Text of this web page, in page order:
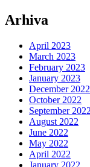
Arhiva
April 2023
March 2023
February 2023
January 2023
December 2022
October 2022
September 2022
August 2022
June 2022
May 2022
April 2022
January 2022